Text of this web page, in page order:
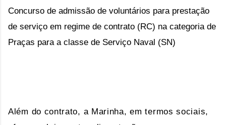
Concurso de admissão de voluntários para prestação
de serviço em regime de contrato (RC) na categoria de
Praças para a classe de Serviço Naval (SN)
Além do contrato, a Marinha, em termos sociais,